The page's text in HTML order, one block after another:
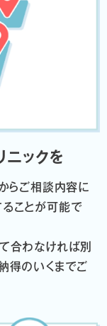
ニックを
らご相談内容に
ことが可能で
合わなければ別
得のいくまでご